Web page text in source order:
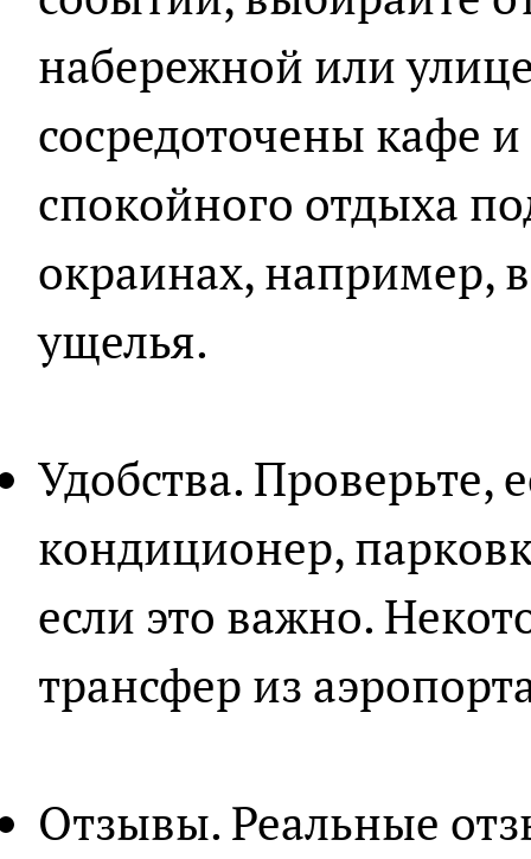
набережной или
сосредоточены кафе
спокойного отдыха
окраинах, например,
ущелья.
Удобства. Проверьте,
кондиционер,
если это важно.
трансфер из
Отзывы. Реальные